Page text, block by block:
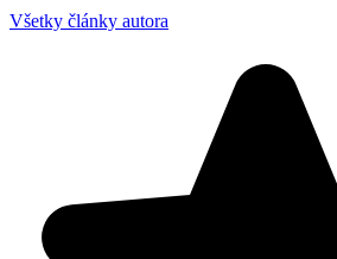
Všetky články autora